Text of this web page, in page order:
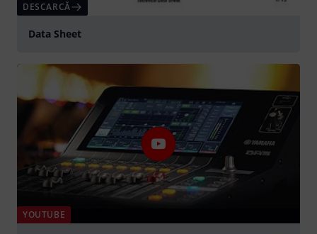
DESCARCĂ
Data Sheet
YOUTUBE